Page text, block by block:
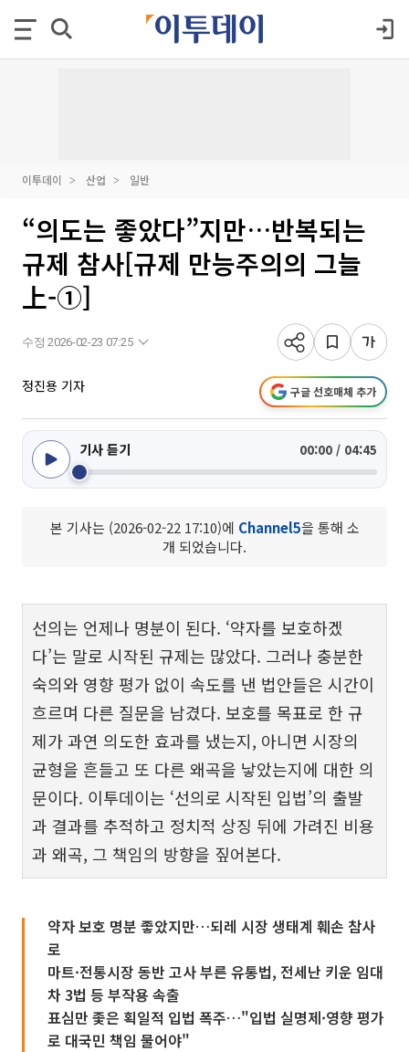
이투데이 산업 일반
“의도는 좋았다”지만…반복되는
규제 참사[규제 만능주의의 그늘
上-①]
수정 2026-02-23 07:25
정진용 기자 구글 선호매체 추가
기사 듣기 00:00 / 04:45
본 기사는 (2026-02-22 17:10)에 Channel5을 통해 소
개 되었습니다.
선의는 언제나 명분이 된다. ‘약자를 보호하겠
다’는 말로 시작된 규제는 많았다. 그러나 충분한
숙의와 영향 평가 없이 속도를 낸 법안들은 시간이
흐르며 다른 질문을 남겼다. 보호를 목표로 한 규
제가 과연 의도한 효과를 냈는지, 아니면 시장의
균형을 흔들고 또 다른 왜곡을 낳았는지에 대한 의
문이다. 이투데이는 ‘선의로 시작된 입법’의 출발
과 결과를 추적하고 정치적 상징 뒤에 가려진 비용
과 왜곡, 그 책임의 방향을 짚어본다.
약자 보호 명분 좋았지만…되레 시장 생태계 훼손 참사
로
마트·전통시장 동반 고사 부른 유통법, 전세난 키운 임대
차 3법 등 부작용 속출
표심만 좇은 획일적 입법 폭주…"입법 실명제·영향 평가
로 대국민 책임 물어야"